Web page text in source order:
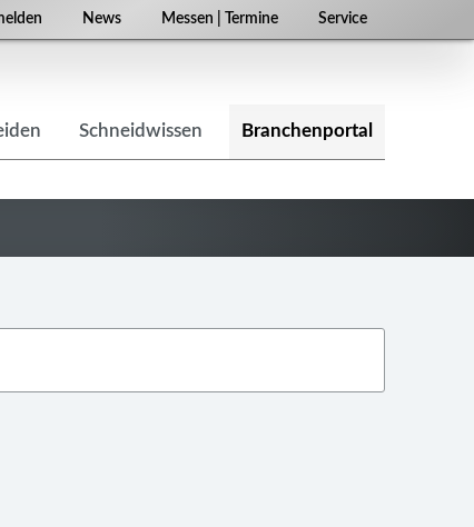
News Messen | Termine Service
Schneidwissen Branchenportal